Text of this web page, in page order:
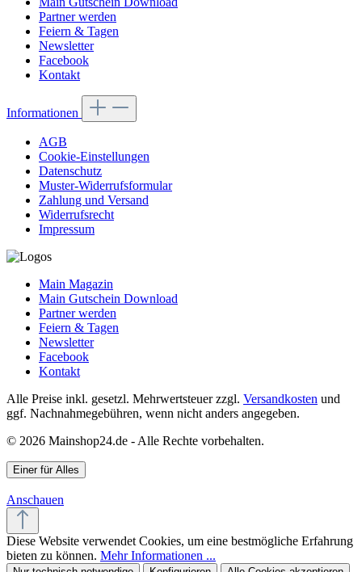
Partner werden
Feiern & Tagen
Newsletter
Facebook
Kontakt
Informationen
AGB
Cookie-Einstellungen
Datenschutz
Muster-Widerrufsformular
Zahlung und Versand
Widerrufsrecht
Impressum
Main Magazin
Main Gutschein Download
Partner werden
Feiern & Tagen
Newsletter
Facebook
Kontakt
Alle Preise inkl. gesetzl. Mehrwertsteuer zzgl. Versandkosten und
ggf. Nachnahmegebühren, wenn nicht anders angegeben.
© 2026 Mainshop24.de - Alle Rechte vorbehalten.
Einer für Alles
Anschauen
Diese Website verwendet Cookies, um eine bestmögliche Erfahrung
bieten zu können. Mehr Informationen ...